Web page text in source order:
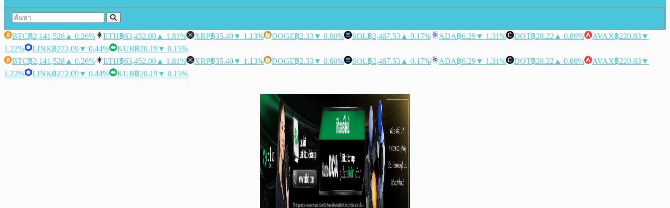
BTC฿2,141,528 ▲ 0.26% ETH฿63,452.00 ▲ 1.81% XRP฿35.40▼ 1.13% DOGE฿2.33▼ 0.60% SOL฿2,467.53 ▲ 0.17% ADA฿6.29▼ 1.31% DOT฿28.22 ▲ 0.89% AVAX฿220.83▼
1.22%
LINK฿272.09▼ 0.44% KUB฿20.19▼ 0.15%
BTC฿2,141,528 ▲ 0.26% ETH฿63,452.00 ▲ 1.81% XRP฿35.40▼ 1.13% DOGE฿2.33▼ 0.60% SOL฿2,467.53 ▲ 0.17% ADA฿6.29▼ 1.31% DOT฿28.22 ▲ 0.89% AVAX฿220.83▼
1.22%
LINK฿272.09▼ 0.44% KUB฿20.19▼ 0.15%